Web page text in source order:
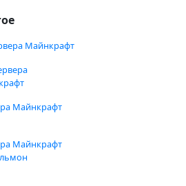
Майнкрафт
Майнкрафт
Майнкрафт